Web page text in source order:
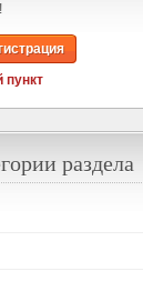
пункт
раздела